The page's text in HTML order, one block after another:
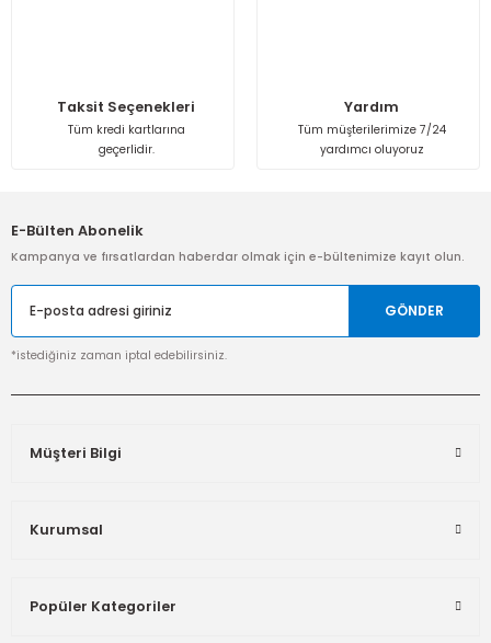
Taksit Seçenekleri
Tüm kredi kartlarına
geçerlidir.
Yardım
Tüm müşterilerimize 7/24
yardımcı oluyoruz
E-Bülten Abonelik
Kampanya ve fırsatlardan haberdar olmak için e-bültenimize kayıt olun.
GÖNDER
*istediğiniz zaman iptal edebilirsiniz.
Müşteri Bilgi
Kurumsal
Popüler Kategoriler